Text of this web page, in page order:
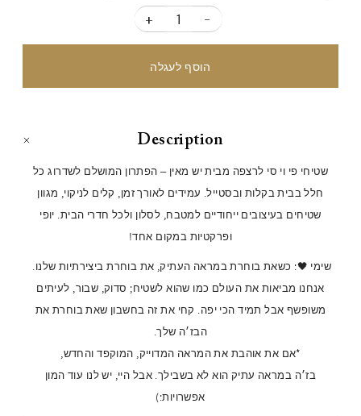
-
+
Description
שטיחי פי וי סי לרצפה מבית יש מאין – הפתרון המושלם לשדרוג כל
חלל בבית בקלות ובסטייל. עמידים לאורך זמן, קלים לניקוי, מגוון
שטיחים בעיצובים ייחודיים למטבח, לסלון ולכל חדרי הבית. יופי
ופרקטיות במקום אחד!
שימי 🖤: כשאת בוחרת במראה העתיק, את בוחרת ביצירתיות שלנו.
אנחנו מביאות את העולם כמו שהוא לשטיח; סדוק, שבור, לעיתים
משופשף אבל תמיד הכי יפה. קחי את זה בחשבון שאת בוחרת את
הבז׳ה שלך.
*אם את אוהבת את המראה המדוייק, המוקפד והחדש,
בז׳ה במראה עתיק הוא לא בשבילך. אבל היי, יש לנו עוד המון
אפשרויות:)